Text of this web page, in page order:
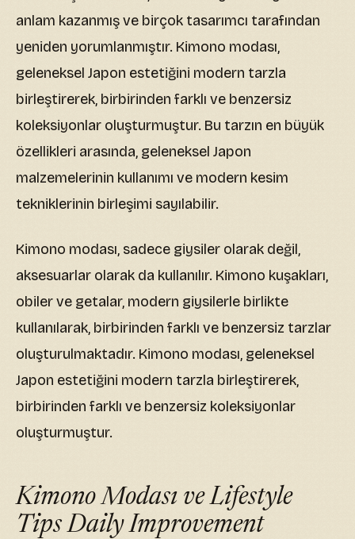
anlam kazanmış ve birçok tasarımcı tarafından
yeniden yorumlanmıştır. Kimono modası,
geleneksel Japon estetiğini modern tarzla
birleştirerek, birbirinden farklı ve benzersiz
koleksiyonlar oluşturmuştur. Bu tarzın en büyük
özellikleri arasında, geleneksel Japon
malzemelerinin kullanımı ve modern kesim
tekniklerinin birleşimi sayılabilir.
Kimono modası, sadece giysiler olarak değil,
aksesuarlar olarak da kullanılır. Kimono kuşakları,
obiler ve getalar, modern giysilerle birlikte
kullanılarak, birbirinden farklı ve benzersiz tarzlar
oluşturulmaktadır. Kimono modası, geleneksel
Japon estetiğini modern tarzla birleştirerek,
birbirinden farklı ve benzersiz koleksiyonlar
oluşturmuştur.
Kimono Modası ve Lifestyle
Tips Daily Improvement